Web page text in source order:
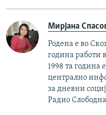
Мирјана
Родена е во
година работи
1998 та година
централно
за дневни
Радио